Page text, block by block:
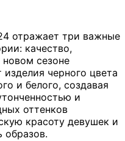
отражает три важные
качество,
сезоне
черного цвета
и белого, создавая
и
оттенков
красоту девушек и
образов.